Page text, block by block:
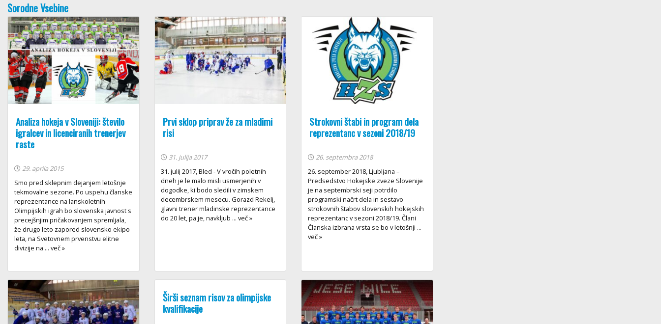
Sorodne Vsebine
Analiza hokeja v Sloveniji: število
igralcev in licenciranih trenerjev
raste
29. aprila 2015
Smo pred sklepnim dejanjem letošnje
tekmovalne sezone. Po uspehu članske
reprezentance na lanskoletnih
Olimpijskih igrah bo slovenska javnost s
precejšnjim pričakovanjem spremljala,
že drugo leto zapored slovensko ekipo
leta, na Svetovnem prvenstvu elitne
divizije na ... več »
Prvi sklop priprav že za mladimi
risi
31. julija 2017
31. julij 2017, Bled - V vročih poletnih
dneh je le malo misli usmerjenih v
dogodke, ki bodo sledili v zimskem
decembrskem mesecu. Gorazd Rekelj,
glavni trener mladinske reprezentance
do 20 let, pa je, navkljub ... več »
Strokovni štabi in program dela
reprezentanc v sezoni 2018/19
26. septembra 2018
26. september 2018, Ljubljana –
Predsedstvo Hokejske zveze Slovenije
je na septembrski seji potrdilo
programski načrt dela in sestavo
strokovnih štabov slovenskih hokejskih
reprezentanc v sezoni 2018/19. Člani
Članska izbrana vrsta se bo v letošnji ...
več »
Širši seznam risov za olimpijske
kvalifikacije